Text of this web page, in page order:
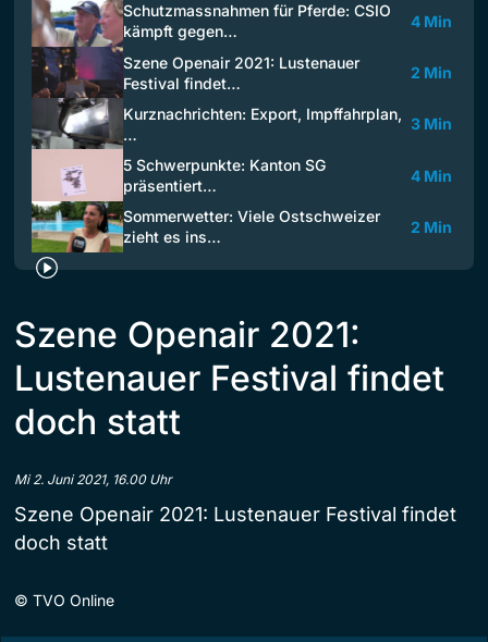
Schutzmassnahmen für Pferde: CSIO
kämpft gegen…
4 Min
Szene Openair 2021: Lustenauer
Festival findet…
2 Min
Kurznachrichten: Export, Impffahrplan,
…
3 Min
5 Schwerpunkte: Kanton SG
präsentiert…
4 Min
Sommerwetter: Viele Ostschweizer
zieht es ins…
2 Min
Szene Openair 2021:
Lustenauer Festival findet
doch statt
Mi 2. Juni 2021, 16.00 Uhr
Szene Openair 2021: Lustenauer Festival findet
doch statt
© TVO Online